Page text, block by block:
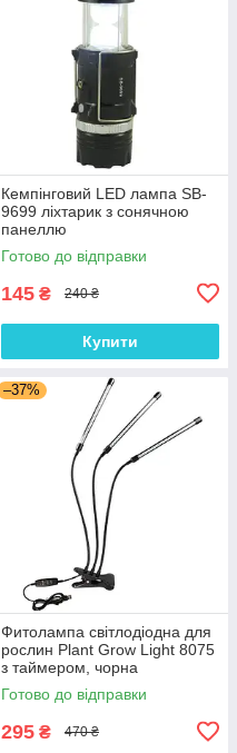
Кемпінговий LED лампа SB-
9699 ліхтарик з сонячною
панеллю
Готово до відправки
145 ₴ 240 ₴
Купити
–37%
Фитолампа світлодіодна для
рослин Plant Grow Light 8075
з таймером, чорна
Готово до відправки
295 ₴ 470 ₴